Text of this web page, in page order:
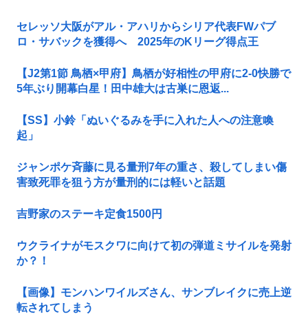
セレッソ大阪がアル・アハリからシリア代表FWパブ
ロ・サバックを獲得へ 2025年のKリーグ得点王
【J2第1節 鳥栖×甲府】鳥栖が好相性の甲府に2-0快勝で
5年ぶり開幕白星！田中雄大は古巣に恩返...
【SS】小鈴「ぬいぐるみを手に入れた人への注意喚
起」
ジャンポケ斉藤に見る量刑7年の重さ、殺してしまい傷
害致死罪を狙う方が量刑的には軽いと話題
吉野家のステーキ定食1500円
ウクライナがモスクワに向けて初の弾道ミサイルを発射
か？！
【画像】モンハンワイルズさん、サンブレイクに売上逆
転されてしまう